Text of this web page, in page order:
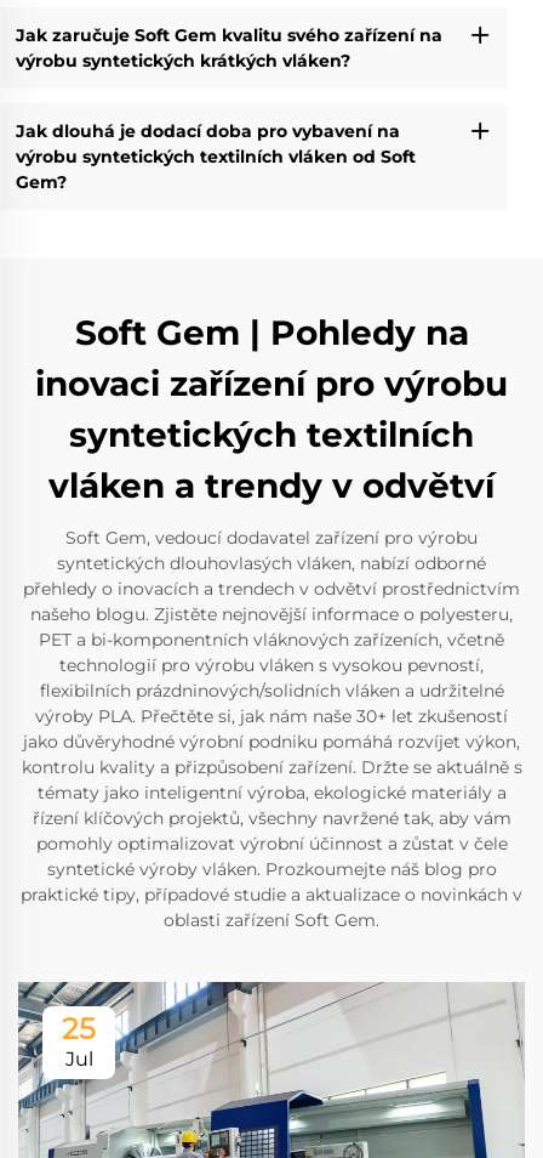
Jak zaručuje Soft Gem kvalitu svého zařízení na
výrobu syntetických krátkých vláken?
Jak dlouhá je dodací doba pro vybavení na
výrobu syntetických textilních vláken od Soft
Gem?
Soft Gem | Pohledy na
inovaci zařízení pro výrobu
syntetických textilních
vláken a trendy v odvětví
Soft Gem, vedoucí dodavatel zařízení pro výrobu
syntetických dlouhovlasých vláken, nabízí odborné
přehledy o inovacích a trendech v odvětví prostřednictvím
našeho blogu. Zjistěte nejnovější informace o polyesteru,
PET a bi-komponentních vláknových zařízeních, včetně
technologií pro výrobu vláken s vysokou pevností,
flexibilních prázdninových/solidních vláken a udržitelné
výroby PLA. Přečtěte si, jak nám naše 30+ let zkušeností
jako důvěryhodné výrobní podniku pomáhá rozvíjet výkon,
kontrolu kvality a přizpůsobení zařízení. Držte se aktuálně s
tématy jako inteligentní výroba, ekologické materiály a
řízení klíčových projektů, všechny navržené tak, aby vám
pomohly optimalizovat výrobní účinnost a zůstat v čele
syntetické výroby vláken. Prozkoumejte náš blog pro
praktické tipy, případové studie a aktualizace o novinkách v
oblasti zařízení Soft Gem.
25
Jul